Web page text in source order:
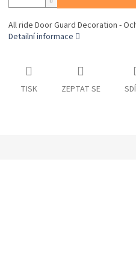
All ride Door Guard Decoration -
Detailní informace
TISK ZEPTAT SE